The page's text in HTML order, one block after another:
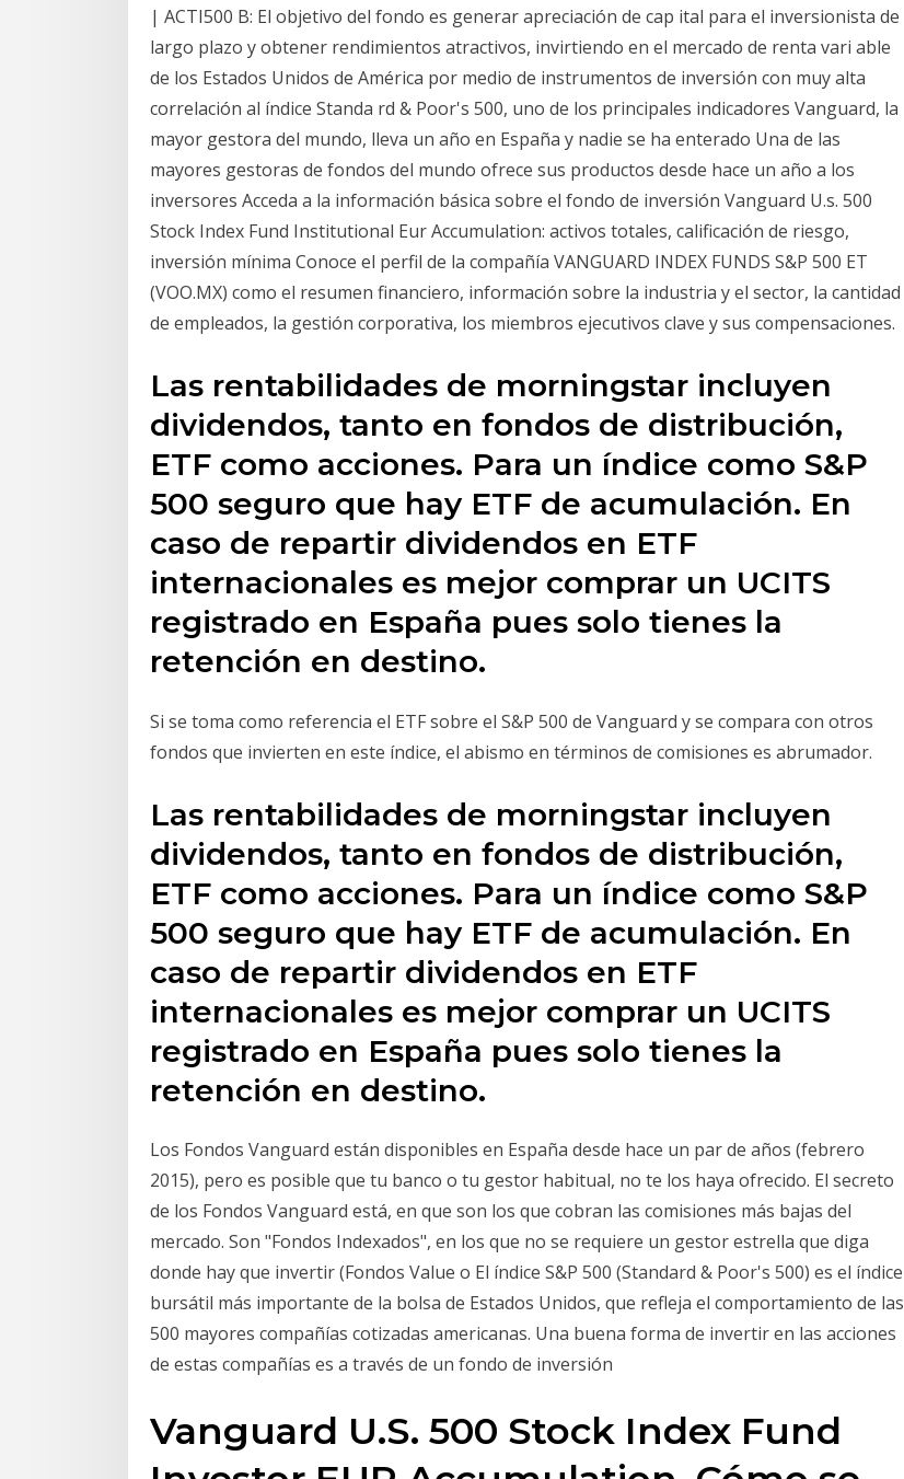
| ACTI500 B: El objetivo del fondo es generar apreciación de cap ital para el inversionista de
largo plazo y obtener rendimientos atractivos, invirtiendo en el mercado de renta vari able
de los Estados Unidos de América por medio de instrumentos de inversión con muy alta
correlación al índice Standa rd & Poor's 500, uno de los principales indicadores Vanguard, la
mayor gestora del mundo, lleva un año en España y nadie se ha enterado Una de las
mayores gestoras de fondos del mundo ofrece sus productos desde hace un año a los
inversores Acceda a la información básica sobre el fondo de inversión Vanguard U.s. 500
Stock Index Fund Institutional Eur Accumulation: activos totales, calificación de riesgo,
inversión mínima Conoce el perfil de la compañía VANGUARD INDEX FUNDS S&P 500 ET
(VOO.MX) como el resumen financiero, información sobre la industria y el sector, la cantidad
de empleados, la gestión corporativa, los miembros ejecutivos clave y sus compensaciones.
Las rentabilidades de morningstar incluyen
dividendos, tanto en fondos de distribución,
ETF como acciones. Para un índice como S&P
500 seguro que hay ETF de acumulación. En
caso de repartir dividendos en ETF
internacionales es mejor comprar un UCITS
registrado en España pues solo tienes la
retención en destino.
Si se toma como referencia el ETF sobre el S&P 500 de Vanguard y se compara con otros
fondos que invierten en este índice, el abismo en términos de comisiones es abrumador.
Las rentabilidades de morningstar incluyen
dividendos, tanto en fondos de distribución,
ETF como acciones. Para un índice como S&P
500 seguro que hay ETF de acumulación. En
caso de repartir dividendos en ETF
internacionales es mejor comprar un UCITS
registrado en España pues solo tienes la
retención en destino.
Los Fondos Vanguard están disponibles en España desde hace un par de años (febrero
2015), pero es posible que tu banco o tu gestor habitual, no te los haya ofrecido. El secreto
de los Fondos Vanguard está, en que son los que cobran las comisiones más bajas del
mercado. Son "Fondos Indexados", en los que no se requiere un gestor estrella que diga
donde hay que invertir (Fondos Value o El índice S&P 500 (Standard & Poor's 500) es el índice
bursátil más importante de la bolsa de Estados Unidos, que refleja el comportamiento de las
500 mayores compañías cotizadas americanas. Una buena forma de invertir en las acciones
de estas compañías es a través de un fondo de inversión
Vanguard U.S. 500 Stock Index Fund